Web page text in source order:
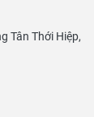
Tân Thới Hiệp,